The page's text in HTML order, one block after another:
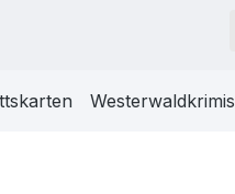
Westerwaldkrimis